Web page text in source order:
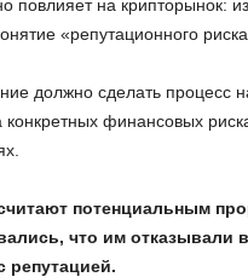
повлияет на крипторынок:
«репутационного
должно сделать процесс
конкретных финансовых
потенциальным
что им отказывали
репутацией.